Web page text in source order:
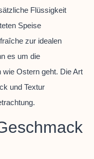
Flüssigkeit
Speise
zur idealen
es um die
wie Ostern geht. Die Art
und Textur